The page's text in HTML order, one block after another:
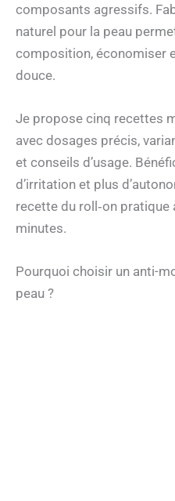
composants agressifs.
naturel pour la peau
composition, économiser
douce.
Je propose cinq recettes
avec dosages précis,
et conseils d’usage.
d’irritation et plus
recette du roll‑on pratique
minutes.
Pourquoi choisir un anti-
peau ?